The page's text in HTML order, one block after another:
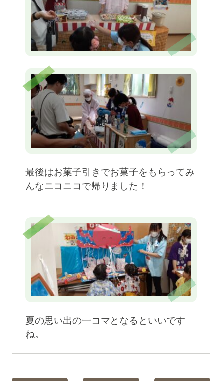
最後はお菓子引きでお菓子をもらってみ
んなニコニコで帰りました！
夏の思い出の一コマとなるといいです
ね。